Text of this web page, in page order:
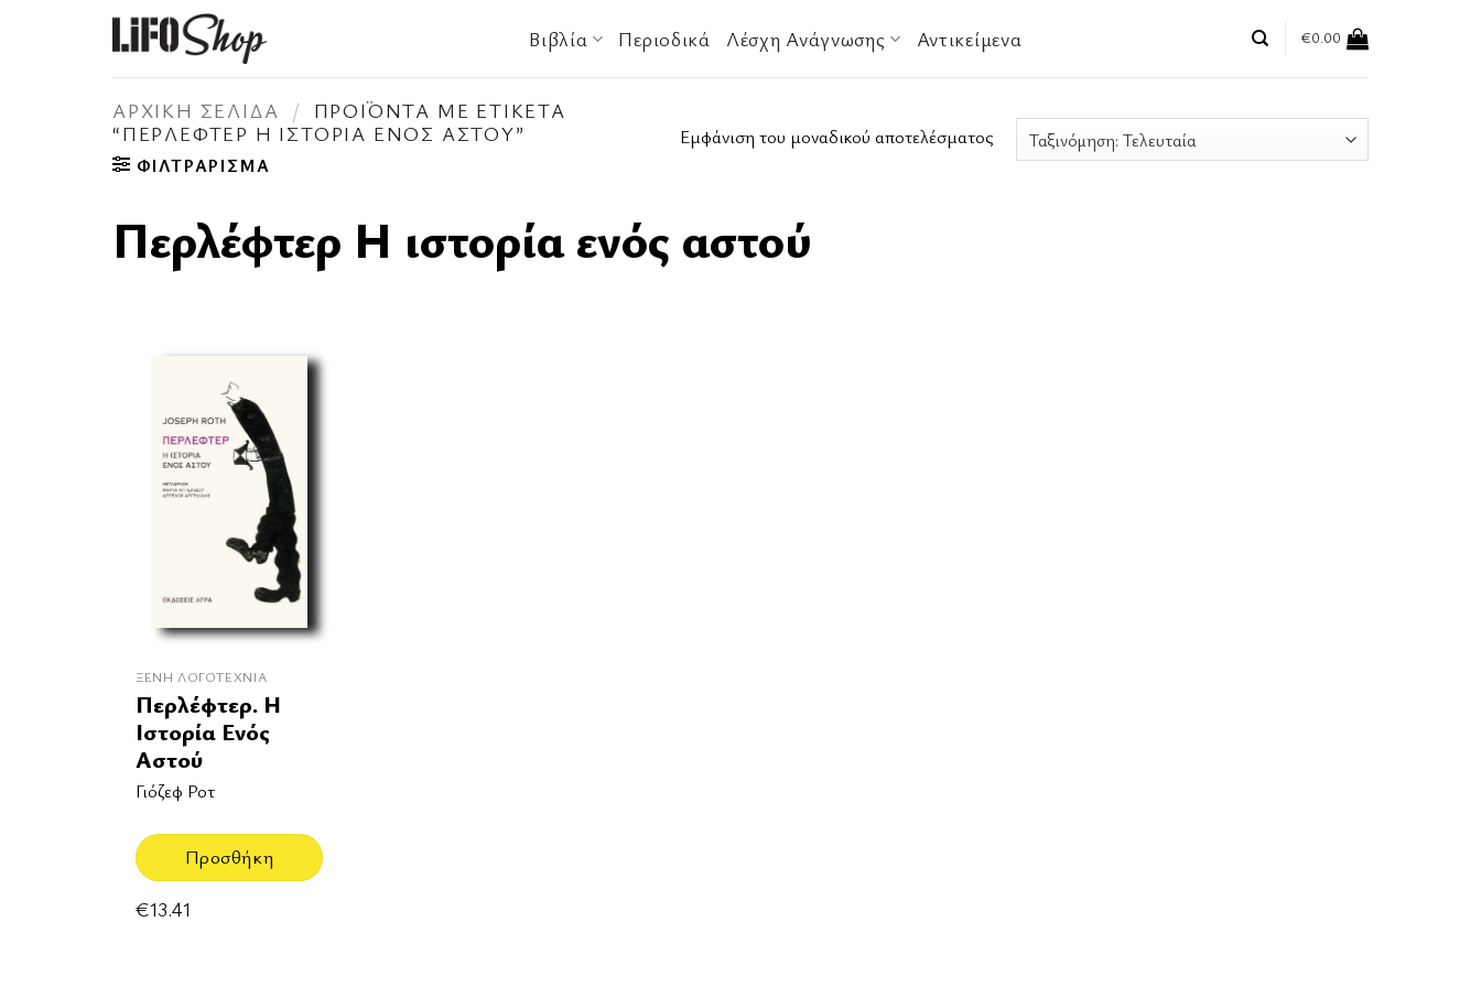
Βιβλία Περιοδικά Λέσχη Ανάγνωσης Αντικείμενα €0.00
ΑΡΧΙΚΉ ΣΕΛΊΔΑ /
ΠΡΟΪΌΝΤΑ ΜΕ ΕΤΙΚΈΤΑ
“ΠΕΡΛΈΦΤΕΡ Η ΙΣΤΟΡΊΑ ΕΝΌΣ ΑΣΤΟΎ”
ΦΙΛΤΡΆΡΙΣΜΑ
Εμφάνιση του μοναδικού αποτελέσματος
Περλέφτερ Η ιστορία ενός αστού
ΞΈΝΗ ΛΟΓΟΤΕΧΝΊΑ
Περλέφτερ. Η
Ιστορία Ενός
Αστού
Γιόζεφ Ροτ
Προσθήκη
€13.41